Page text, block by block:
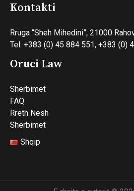
Kontakti
Rruga “Sheh Mihedini”, 21000
Tel: +383 (0) 45 884 551, +383 (0)
Oruci Law
Shërbimet
FAQ
Rreth Nesh
Shërbimet
Shqip